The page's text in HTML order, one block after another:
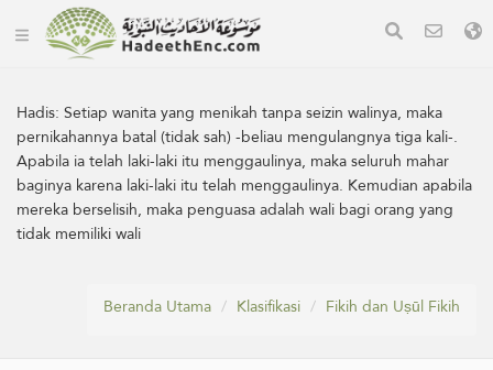
Hadis:Setiap wanita yang menikah tanpa seizin walinya, maka
pernikahannya batal (tidak sah) -beliau mengulangnya tiga kali-.
Apabila ia telah laki-laki itu menggaulinya, maka seluruh mahar
baginya karena laki-laki itu telah menggaulinya. Kemudian apabila
mereka berselisih, maka penguasa adalah wali bagi orang yang
tidak memiliki wali
Beranda Utama Klasifikasi Fikih dan Uṣūl Fikih